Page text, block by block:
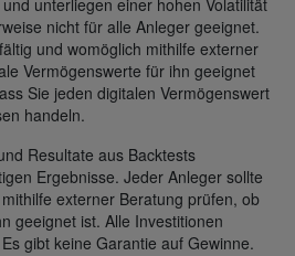
unterliegen einer hohen Volatilität
nicht für alle Anleger geeignet.
und womöglich mithilfe externer
Vermögenswerte für ihn geeignet
Sie jeden digitalen Vermögenswert
handeln.
Resultate aus Backtests
Ergebnisse. Jeder Anleger sollte
externer Beratung prüfen, ob
geeignet ist. Alle Investitionen
gibt keine Garantie auf Gewinne.